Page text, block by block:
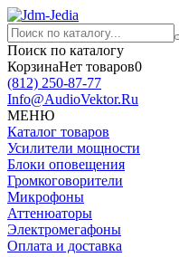
Поиск по каталогу
КорзинаНет товаров0
(812) 250-87-77
Info@AudioVektor.Ru
МЕНЮ
Каталог товаров
Усилители мощности
Блоки оповещения
Громкоговорители
Микрофоны
Аттенюаторы
Электромегафоны
Оплата и доставка